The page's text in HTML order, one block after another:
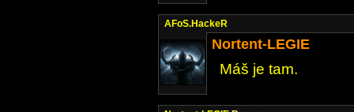
AFoS.HackeR
Nortent-LEGIE
Máš je tam.